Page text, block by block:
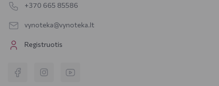
+370 665 85586
vynoteka@vynoteka.lt
Registruotis